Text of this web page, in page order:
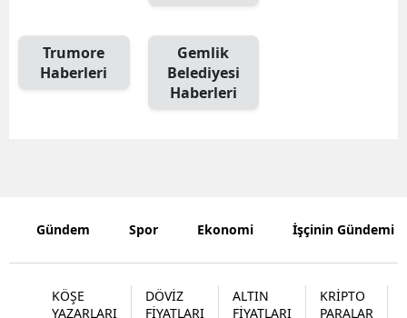
Trumore
Haberleri
Gemlik
Belediyesi
Haberleri
Gündem Spor Ekonomi İşçinin Gündemi
KÖŞE
YAZARLARI
DÖVİZ
FİYATLARI
ALTIN
FİYATLARI
KRİPTO
PARALAR